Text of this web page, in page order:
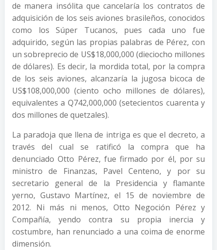
de manera insólita que cancelaría los contratos de
adquisición de los seis aviones brasileños, conocidos
como los Súper Tucanos, pues cada uno fue
adquirido, según las propias palabras de Pérez, con
un sobreprecio de US$18,000,000 (dieciocho millones
de dólares). Es decir, la mordida total, por la compra
de los seis aviones, alcanzaría la jugosa bicoca de
US$108,000,000 (ciento ocho millones de dólares),
equivalentes a Q742,000,000 (setecientos cuarenta y
dos millones de quetzales).
La paradoja que llena de intriga es que el decreto, a
través del cual se ratificó la compra que ha
denunciado Otto Pérez, fue firmado por él, por su
ministro de Finanzas, Pavel Centeno, y por su
secretario general de la Presidencia y flamante
yerno, Gustavo Martínez, el 15 de noviembre de
2012. Ni más ni menos, Otto Negoción Pérez y
Compañía, yendo contra su propia inercia y
costumbre, han renunciado a una coima de enorme
dimensión.